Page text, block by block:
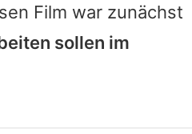
Film war zunächst
sollen im